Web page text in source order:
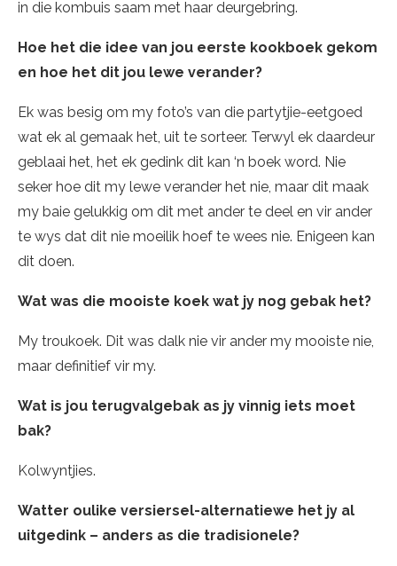
in die kombuis saam met haar deurgebring.
Hoe het die idee van jou eerste kookboek gekom
en hoe het dit jou lewe verander?
Ek was besig om my foto’s van die partytjie-eetgoed
wat ek al gemaak het, uit te sorteer. Terwyl ek daardeur
geblaai het, het ek gedink dit kan ‘n boek word. Nie
seker hoe dit my lewe verander het nie, maar dit maak
my baie gelukkig om dit met ander te deel en vir ander
te wys dat dit nie moeilik hoef te wees nie. Enigeen kan
dit doen.
Wat was die mooiste koek wat jy nog gebak het?
My troukoek. Dit was dalk nie vir ander my mooiste nie,
maar definitief vir my.
Wat is jou terugvalgebak as jy vinnig iets moet
bak?
Kolwyntjies.
Watter oulike versiersel-alternatiewe het jy al
uitgedink – anders as die tradisionele?